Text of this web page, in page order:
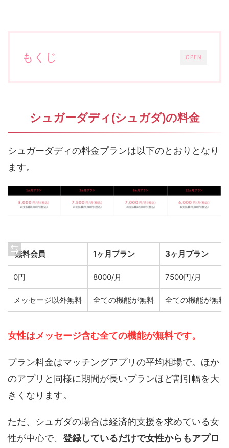
OPEN
もくじ
シュガーダディ(シュガダ)の料金
シュガーダディの料金プランは以下のとおりとなり
ます。
無料会員 1ヶ月プラン 3ヶ月プラン
0円 8000/月 7500円/月
メッセージ以外無料 全ての機能が無料 全ての機能が無料
女性はメッセージ含む全ての機能が無料です。
プラン料金はマッチングアプリの平均相場で。ほか
のアプリと同様に期間が長いプランほど割引幅を大
きくなります。
ただ、シュガダの場合は経済的支援を求めている女
性が中心で、 登録しているだけで女性からもアプロ